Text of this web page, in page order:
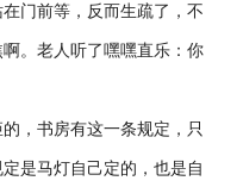
门前等，反而生疏了，不
。老人听了嘿嘿直乐：你
，书房有这一条规定，只
是马灯自己定的，也是自